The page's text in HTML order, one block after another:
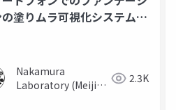
の塗りムラ可視化システムの
Nakamura
Laboratory (Meiji
2.3K